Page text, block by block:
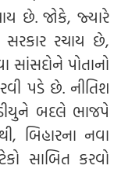
છે. જોકે, જ્યારે
સરકાર રચાય છે,
સાંસદોને પોતાનો
પડે છે. નીતિશ
બદલે ભાજપે
બિહારના નવા
સાબિત કરવો